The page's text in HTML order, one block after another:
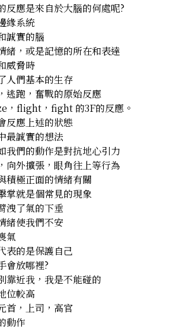
反應是來自於大腦的何處呢?
緣系統
誠實的腦
緒，或是記憶的所在和表達
威脅時
人們基本的生存
逃跑，奮戰的原始反應
，flight，fight 的3F的反應。
反應上述的狀態
最誠實的想法
我們的動作是對抗地心引力
向外擴張，眼角往上等行為
積極正面的情緒有關
掌就是個常見的現象
洩了氣的下垂
緒使我們不安
氣
表的是保護自己
會放哪裡?
靠近我，我是不能碰的
位較高
首，上司，高官
動作